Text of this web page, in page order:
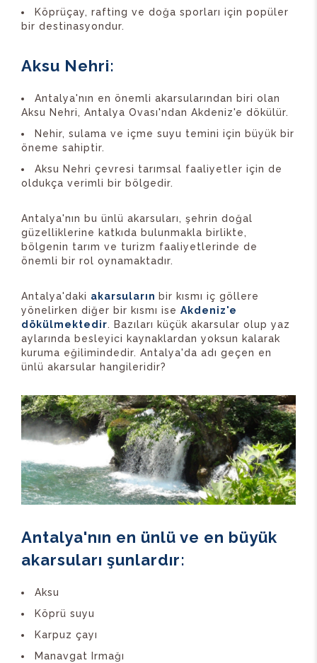
Köprüçay, rafting ve doğa sporları için popüler
bir destinasyondur.
Aksu Nehri:
Antalya'nın en önemli akarsularından biri olan
Aksu Nehri, Antalya Ovası'ndan Akdeniz'e dökülür.
Nehir, sulama ve içme suyu temini için büyük bir
öneme sahiptir.
Aksu Nehri çevresi tarımsal faaliyetler için de
oldukça verimli bir bölgedir.
Antalya'nın bu ünlü akarsuları, şehrin doğal
güzelliklerine katkıda bulunmakla birlikte,
bölgenin tarım ve turizm faaliyetlerinde de
önemli bir rol oynamaktadır.
Antalya'daki akarsuların bir kısmı iç göllere
yönelirken diğer bir kısmı ise Akdeniz'e
dökülmektedir. Bazıları küçük akarsular olup yaz
aylarında besleyici kaynaklardan yoksun kalarak
kuruma eğilimindedir. Antalya'da adı geçen en
ünlü akarsular hangileridir?
Antalya'nın en ünlü ve en büyük
akarsuları şunlardır:
Aksu
Köprü suyu
Karpuz çayı
Manavgat Irmağı